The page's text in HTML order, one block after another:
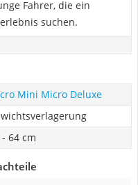
Fahrer, die ein
suchen.
Mini Micro Deluxe
64 cm